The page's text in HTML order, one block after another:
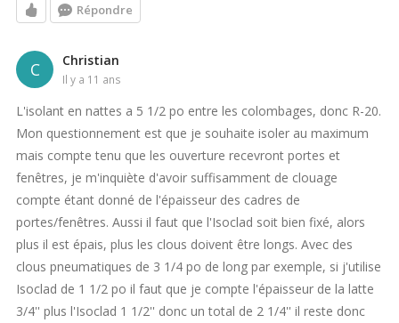
Répondre
C Christian
il y a 11 ans
L'isolant en nattes a 5 1/2 po entre les colombages, donc R-20.
Mon questionnement est que je souhaite isoler au maximum
mais compte tenu que les ouverture recevront portes et
fenêtres, je m'inquiète d'avoir suffisamment de clouage
compte étant donné de l'épaisseur des cadres de
portes/fenêtres. Aussi il faut que l'Isoclad soit bien fixé, alors
plus il est épais, plus les clous doivent être longs. Avec des
clous pneumatiques de 3 1/4 po de long par exemple, si j'utilise
Isoclad de 1 1/2 po il faut que je compte l'épaisseur de la latte
3/4'' plus l'Isoclad 1 1/2'' donc un total de 2 1/4'' il reste donc